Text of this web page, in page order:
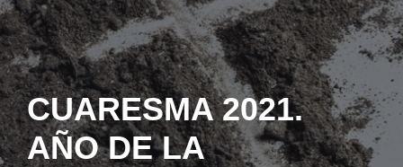
CUARESMA 2021.
AÑO DE LA